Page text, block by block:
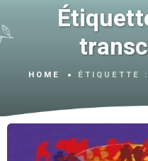
HOME ÉTIQUETTE :